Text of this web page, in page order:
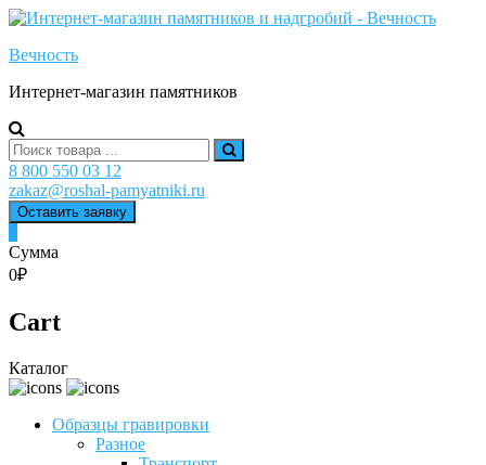
Skip
content
Вечность
Интернет-магазин памятников
Search
for:
8 800 550 03 12
zakaz@roshal-pamyatniki.ru
Оставить заявку
Сумма
0₽
Cart
Каталог
Образцы гравировки
Разное